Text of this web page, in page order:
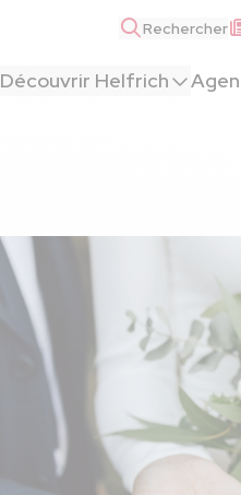
Rechercher
Découvrir Helfrich